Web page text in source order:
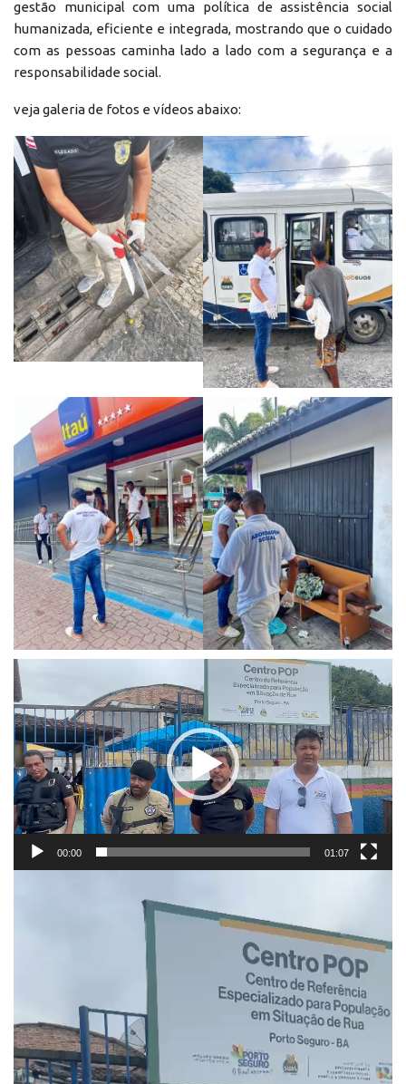
gestão municipal com uma política de assistência social
humanizada, eficiente e integrada, mostrando que o cuidado
com as pessoas caminha lado a lado com a segurança e a
responsabilidade social.
veja galeria de fotos e vídeos abaixo:
Reprodutor
de
vídeo
00:00 01:07